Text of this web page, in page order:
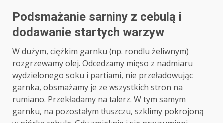
Podsmażanie sarniny z cebulą i
dodawanie startych warzyw
W dużym, ciężkim garnku (np. rondlu żeliwnym)
rozgrzewamy olej. Odcedzamy mięso z nadmiaru
wydzielonego soku i partiami, nie przeładowując
garnka, obsmażamy je ze wszystkich stron na
rumiano. Przekładamy na talerz. W tym samym
garnku, na pozostałym tłuszczu, szklimy pokrojoną